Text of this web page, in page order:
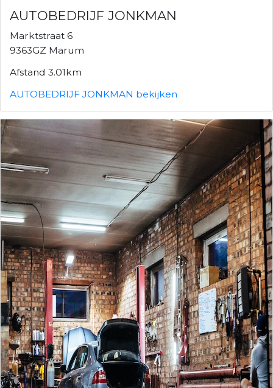
AUTOBEDRIJF JONKMAN
Marktstraat 6
9363GZ Marum
Afstand 3.01km
AUTOBEDRIJF JONKMAN bekijken